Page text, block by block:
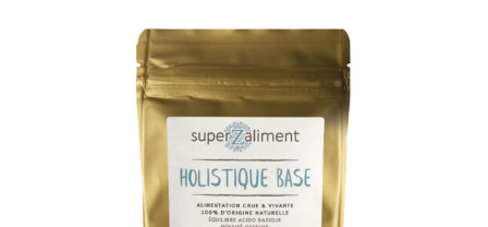
Equilibre Masculin
Immunité / Défenses Naturelles
Libido / Tonus Sexuel
Sport / Muscles
Vitamines / Minéraux / Oligoéléments